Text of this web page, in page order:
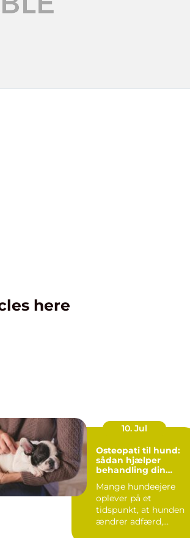
here
10. Jul
Osteopati til hund:
sådan hjælper
behandling din
Mange hundeejere
oplever på et
tidspunkt, at hunden
ændrer adfærd,